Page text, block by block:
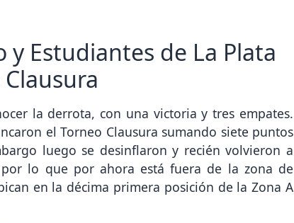
Estudiantes de La Plata
la derrota, con una victoria y tres empates.
el Torneo Clausura sumando siete puntos
luego se desinflaron y recién volvieron a
lo que por ahora está fuera de la zona de
en la décima primera posición de la Zona A